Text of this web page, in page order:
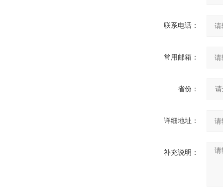
联系电话：
常用邮箱：
省份：
详细地址：
补充说明：